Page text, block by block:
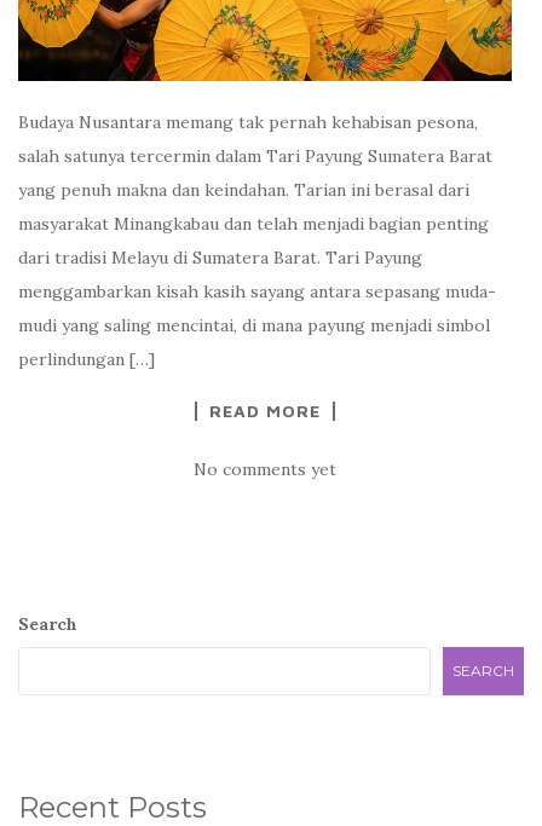
Budaya Nusantara memang tak pernah kehabisan pesona,
salah satunya tercermin dalam Tari Payung Sumatera Barat
yang penuh makna dan keindahan. Tarian ini berasal dari
masyarakat Minangkabau dan telah menjadi bagian penting
dari tradisi Melayu di Sumatera Barat. Tari Payung
menggambarkan kisah kasih sayang antara sepasang muda-
mudi yang saling mencintai, di mana payung menjadi simbol
perlindungan […]
READ MORE
No comments yet
Search
SEARCH
Recent Posts